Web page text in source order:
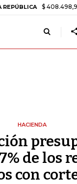
$ 408.498,97 +$
HACIENDA
de los
con